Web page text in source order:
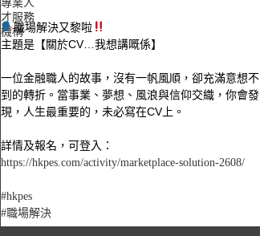
職場解決又黎啦
主題是【關於CV…我想講嘅係】
一位金融職人的故事，沒有一帆風順，卻充滿意想不
到的轉折。當事業、夢想、風浪與信仰交織，你會發
現，人生最重要的，未必寫在CV上。
詳情及報名，可登入：
https://hkpes.com/activity/marketplace-solution-2608/
#hkpes
#職場解決